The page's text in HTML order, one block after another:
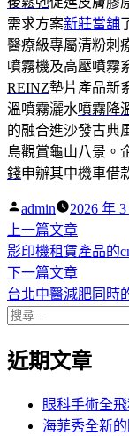
需求方案新莊當舖
醫療級專屬清粉刺
噴霧機及高壓噴霧
REINZ墊片產品新
溫噴霧灑水噴霧降
的融合進沙發古典
島觀賞龜山八景。
錢申辦其中機車借
作
者:
admin 2026 年
文
章
導
覽
上一篇文章下
一
篇
文
影印機租賃產品的
下一篇文章下
一
章:
台北中醫減肥同時
搜
關
近期文章
眼科手術全
海菲秀全新